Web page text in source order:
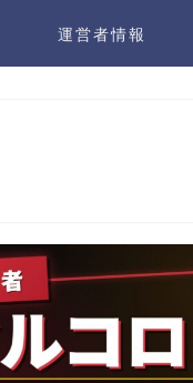
運営者情報